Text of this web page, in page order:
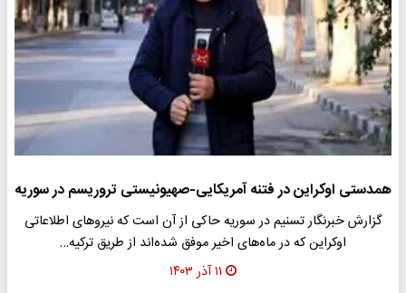
همدستی اوکراین در فتنه آمریکایی-صهیونیستی تروریسم در سوریه
گزارش خبرنگار تسنیم در سوریه حاکی از آن است که نیروهای اطلاعاتی
اوکراین که در ماه‌های اخیر موفق شده‌اند از طریق ترکیه…
۱۱ آذر ۱۴۰۳